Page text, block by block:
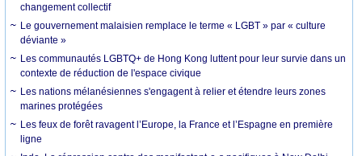
changement collectif
Le gouvernement malaisien remplace le terme « LGBT » par « culture
déviante »
Les communautés LGBTQ+ de Hong Kong luttent pour leur survie dans un
contexte de réduction de l'espace civique
Les nations mélanésiennes s'engagent à relier et étendre leurs zones
marines protégées
Les feux de forêt ravagent l’Europe, la France et l’Espagne en première
ligne